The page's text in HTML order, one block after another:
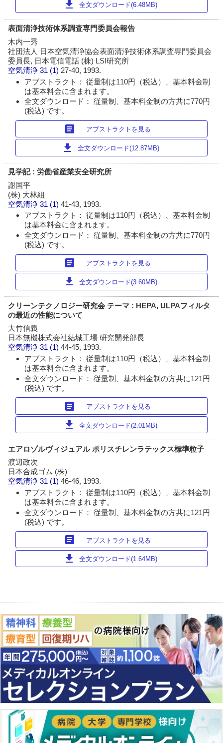
download 全文ダウンロード(6.48MB)
表面清浄技術体系調査専門委員会報告
木内一秀
社団法人 日本空気清浄協会表面清浄技術体系調査専門委員会
委員長, 日本電信電話 (株) LSI研究所
空気清浄 31 (1) 27-40, 1993.
アブストラクト： 従量制は110円（税込）、基本料金制
は基本料金に含まれます。
全文ダウンロード： 従量制、基本料金制の方共に770円
(税込) です。
article アブストラクトを見る
download 全文ダウンロード(12.87MB)
見学記 : 労働省産業安全研究所
謝国平
(株) 大林組
空気清浄 31 (1)41-43, 1993.
アブストラクト： 従量制は110円（税込）、基本料金制
は基本料金に含まれます。
全文ダウンロード： 従量制、基本料金制の方共に770円
(税込) です。
article アブストラクトを見る
download 全文ダウンロード(3.60MB)
クリーンテクノロジー研究会 テーマ : HEPA, ULPAフィルタ
の最近の性能について
大竹信義
日本無機株式会社結城工場 研究開発部長
空気清浄 31 (1)44-45, 1993.
アブストラクト： 従量制は110円（税込）、基本料金制
は基本料金に含まれます。
全文ダウンロード： 従量制、基本料金制の方共に121円
(税込) です。
article アブストラクトを見る
download 全文ダウンロード(2.01MB)
エアロゾルヴィジュアル ポリスチレンラテックス標準粒子
渡辺政次
日本合成ゴム (株)
空気清浄 31 (1)46-46, 1993.
アブストラクト： 従量制は110円（税込）、基本料金制
は基本料金に含まれます。
全文ダウンロード： 従量制、基本料金制の方共に121円
(税込) です。
article アブストラクトを見る
download 全文ダウンロード(1.64MB)